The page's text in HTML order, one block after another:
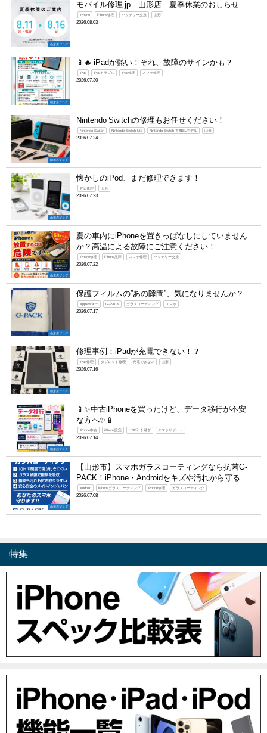
山形店ブログ
モバイル修理 jp 山形店 夏季休業のおしらせ
iPhone iPhone修理 バッテリー交換 山形
2026.08.03
山形店ブログ
📱🔥 iPadが熱い！それ、故障のサインかも？
iPad iPadトラブル iPad修理 スマホ修理
2026.07.30
山形店ブログ
Nintendo Switchの修理もお任せください！
Nintendo Switch Nintendo Switch Lite Nintendo Switch 有機ELモデル 山形
2026.07.24
山形店ブログ
懐かしのiPod、まだ修理できます！
iPod修理 山形
2026.07.23
山形店ブログ
夏の車内にiPhoneを置きっぱなしにしていません
か？高温による故障にご注意ください！
iPhone修理 iPhone故障 スマホ修理 バッテリー交換
2026.07.22
山形店ブログ
保護フィルムの”あの隙間”、気になりませんか？
AppleWatch G-PACK ガラスコーティング スマホ
2026.07.17
山形店ブログ
修理事例：iPadが充電できない！？
iPad修理 タブレット修理 充電できない 山形
2026.07.16
山形店ブログ
📱✨中古iPhoneを買ったけど、データ移行が不安
な方へ✨📱
iPhone中古 iPhone設定 LINE引き継ぎ スマホサポート
2026.07.14
山形店ブログ
【山形市】スマホガラスコーティングなら抗菌G-
PACK！iPhone・Androidをキズや汚れから守る
Android iPhoneガラスコーティング iPhone修理 ガラスコーティング
2026.07.08
特集